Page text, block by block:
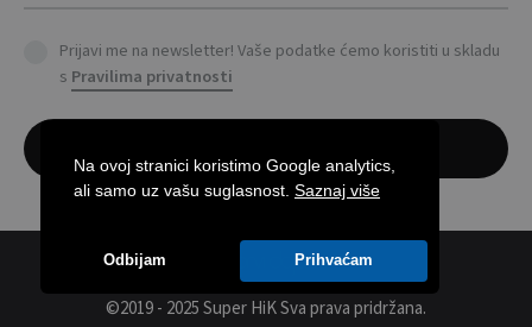
Na ovoj stranici koristimo Google analytics,
ali samo uz vašu suglasnost. Saznaj više
Odbijam Prihvaćam
Prijavi me na newsletter! Vaše podatke ćemo koristiti u skladu
s Pravilima privatnosti
©2019 - 2025 Super HiKSva prava pridržana.